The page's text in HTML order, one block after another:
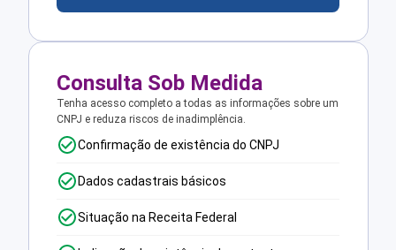
Consulta Sob Medida
Tenha acesso completo a todas as informações sobre um
CNPJ e reduza riscos de inadimplência.
Confirmação de existência do CNPJ
Dados cadastrais básicos
Situação na Receita Federal